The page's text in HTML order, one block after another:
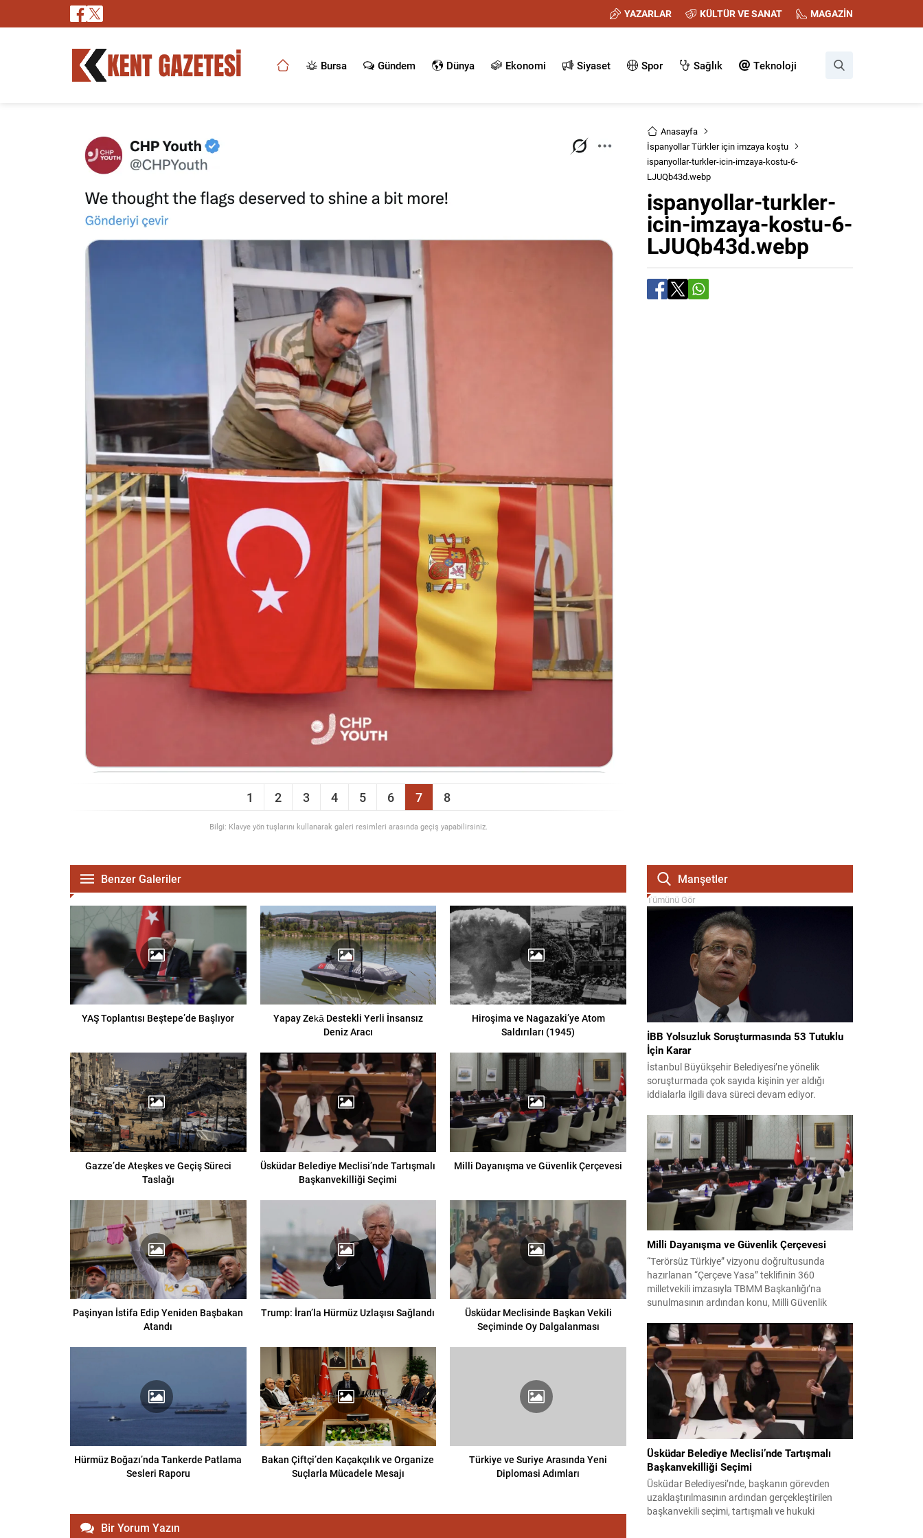
YAZARLAR KÜLTÜR VE SANAT MAGAZİN
Bursa Gündem Dünya Ekonomi Siyaset Spor Sağlık Teknoloji
1 2 3 4 5 6 7 8
Bilgi: Klavye yön tuşlarını kullanarak galeri resimleri arasında geçiş yapabilirsiniz.
Anasayfa
İspanyollar Türkler için imzaya koştu
ispanyollar-turkler-icin-imzaya-kostu-6-
LJUQb43d.webp
ispanyollar-turkler-
icin-imzaya-kostu-6-
LJUQb43d.webp
Benzer Galeriler
YAŞ Toplantısı Beştepe’de Başlıyor
Yapay Zekâ Destekli Yerli İnsansız
Deniz Aracı
Hiroşima ve Nagazaki’ye Atom
Saldırıları (1945)
Gazze’de Ateşkes ve Geçiş Süreci
Taslağı
Üsküdar Belediye Meclisi’nde Tartışmalı
Başkanvekilliği Seçimi
Milli Dayanışma ve Güvenlik Çerçevesi
Paşinyan İstifa Edip Yeniden Başbakan
Atandı
Trump: İran’la Hürmüz Uzlaşısı Sağlandı
Üsküdar Meclisinde Başkan Vekili
Seçiminde Oy Dalgalanması
Hürmüz Boğazı’nda Tankerde Patlama
Sesleri Raporu
Bakan Çiftçi’den Kaçakçılık ve Organize
Suçlarla Mücadele Mesajı
Türkiye ve Suriye Arasında Yeni
Diplomasi Adımları
Bir Yorum Yazın
Manşetler
Tümünü Gör
İBB Yolsuzluk Soruşturmasında 53 Tutuklu
İçin Karar
İstanbul Büyükşehir Belediyesi’ne yönelik
soruşturmada çok sayıda kişinin yer aldığı
iddialarla ilgili dava süreci devam ediyor.
sanıkların tutukluluk hallerini ayrı ayrı
değerlendirdi. İnceleme sonucunda, aralarında
Ekrem İmamoğlu’nun da bulunduğu 53 tutuklu
hakkında tutukluluk hallerinin sürdürülmesine
karar verildi. İddialar ve değerlendirilen talepler
Soruşturma kapsamında sanıklara yöneltilen...
Milli Dayanışma ve Güvenlik Çerçevesi
“Terörsüz Türkiye” vizyonu doğrultusunda
hazırlanan “Çerçeve Yasa” teklifinin 360
milletvekili imzasıyla TBMM Başkanlığı’na
sunulmasının ardından konu, Milli Güvenlik
Toplantı sonrası yayımlanan sekiz maddelik
bildiri, ülke güvenliği ve bölgesel gelişmelere dair
değerlendirmeleri içermektedir. Yaklaşık 2 saat
15 dakika süren oturumun sonuç metninde;
terörle mücadele, bölgesel istikrar,...
Üsküdar Belediye Meclisi’nde Tartışmalı
Başkanvekilliği Seçimi
Üsküdar Belediyesi’nde, başkanın görevden
uzaklaştırılmasının ardından gerçekleştirilen
başkanvekili seçimi, tartışmalı ve hukuki